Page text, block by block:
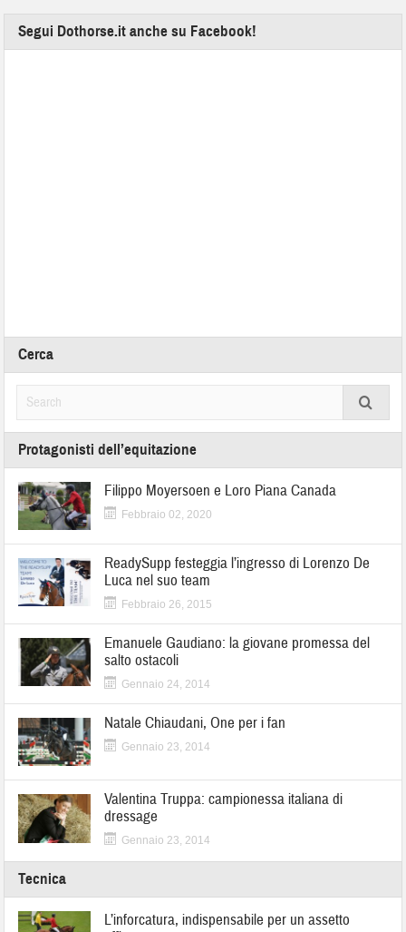
Segui Dothorse.it anche su Facebook!
Cerca
Protagonisti dell’equitazione
Filippo Moyersoen e Loro Piana Canada
Febbraio 02, 2020
ReadySupp festeggia l’ingresso di Lorenzo De
Luca nel suo team
Febbraio 26, 2015
Emanuele Gaudiano: la giovane promessa del
salto ostacoli
Gennaio 24, 2014
Natale Chiaudani, One per i fan
Gennaio 23, 2014
Valentina Truppa: campionessa italiana di
dressage
Gennaio 23, 2014
Tecnica
L’inforcatura, indispensabile per un assetto